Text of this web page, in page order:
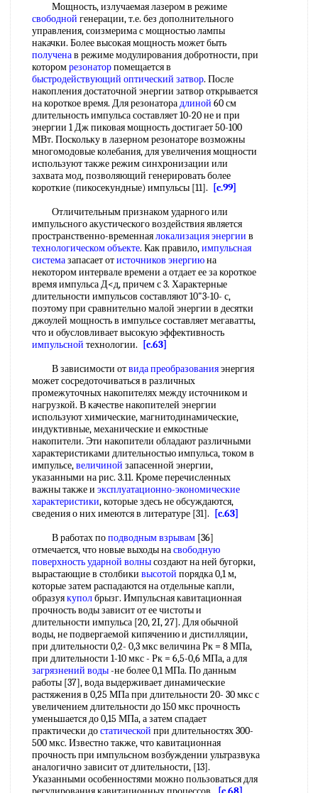
Мощность, излучаемая лазером в режиме
свободной генерации, т.е. без дополнительного
управления, соизмерима с мощностью лампы
накачки. Более высокая мощность может быть
полученав режиме модулирования добротности, при
которомрезонаторпомещается в
быстродействующий оптический затвор. После
накопления достаточной энергии затвор открывается
на короткое время. Для резонаторадлиной 60 см
длительность импульса составляет 10-20 не и при
энергии 1 Дж пиковая мощность достигает 50-100
МВт. Поскольку в лазерном резонаторе возможны
многомодовые колебания, для увеличения мощности
используют также режим синхронизации или
захвата мод, позволяющий генерировать более
короткие (пикосекундные) импульсы [11].
[c.99]
Отличительным признаком ударного или
импульсного акустического воздействия является
пространственно-временнаялокализация энергии в
технологическом объекте. Как правило,импульсная
системазапасает отисточников энергиюна
некотором интервале времени а отдает ее за короткое
время импульса Д<д, причем с 3. Характерные
длительности импульсов составляют 10"3-10- с,
поэтому при сравнительно малой энергии в десятки
джоулей мощность в импульсе составляет мегаватты,
что и обусловливает высокую эффективность
импульсной технологии.
[c.63]
В зависимости отвида преобразованияэнергия
может сосредоточиваться в различных
промежуточных накопителях между источником и
нагрузкой. В качестве накопителей энергии
используют химические, магнитодинамические,
индуктивные, механические и емкостные
накопители. Эти накопители обладают различными
характеристиками длительностью импульса, током в
импульсе,величиной запасенной энергии,
указанными на рис. 3.11. Кроме перечисленных
важны также и эксплуатационно-экономические
характеристики, которые здесь не обсуждаются,
сведения о них имеются в литературе [31].
[c.63]
В работах поподводным взрывам [36]
отмечается, что новые выходы насвободную
поверхностьударной волнысоздают на ней бугорки,
вырастающие в столбики высотой порядка 0,1 м,
которые затем распадаются на отдельные капли,
образуякуполбрызг. Импульсная кавитационная
прочность воды зависит от ее чистоты и
длительности импульса [20, 2I, 27]. Для обычной
воды, не подвергаемой кипячению и дистилляции,
при длительности 0,2- 0,3 мкс величина Рк = 8 МПа,
при длительности 1-10 мкс - Рк = 6,5-0,6 МПа, а для
загрязнений воды-не более 0,1 МПа. По данным
работы [37], вода выдерживает динамические
растяжения в 0,25 МПа при длительности 20- 30 мкс с
увеличением длительности до 150 мкс прочность
уменьшается до 0,15 МПа, а затем спадает
практически достатической при длительностях 300-
500 мкс. Известно также, что кавитационная
прочность при импульсном возбуждении ультразвука
аналогично зависит от длительности, [13].
Указанными особенностями можно пользоваться для